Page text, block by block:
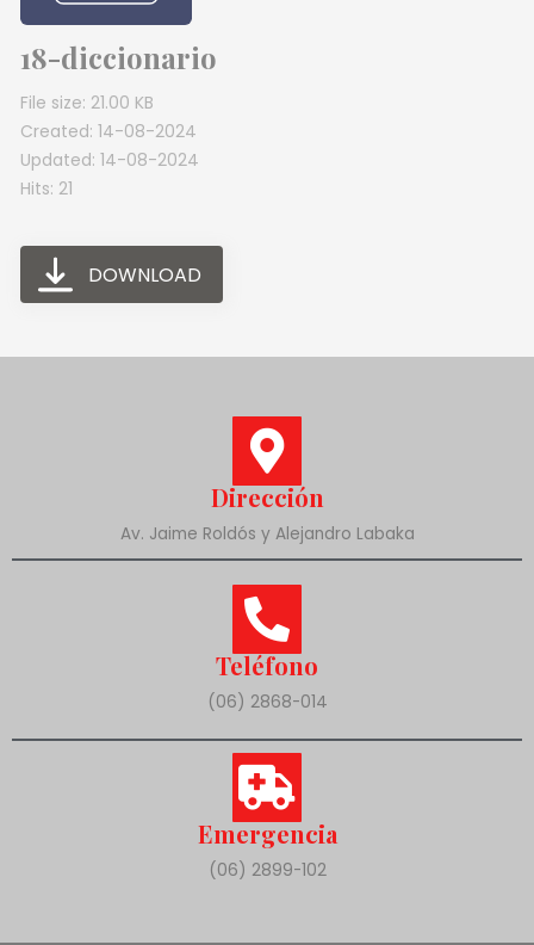
18-diccionario
File size: 21.00 KB
Created: 14-08-2024
Updated: 14-08-2024
Hits: 21
DOWNLOAD
Dirección
Av. Jaime Roldós y Alejandro Labaka
Teléfono
(06) 2868-014
Emergencia
(06) 2899-102